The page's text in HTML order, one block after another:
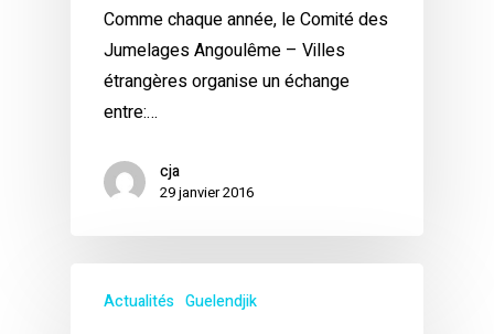
Comme chaque année, le Comité des
Jumelages Angoulême – Villes
étrangères organise un échange
entre:…
cja
29 janvier 2016
Actualités Guelendjik